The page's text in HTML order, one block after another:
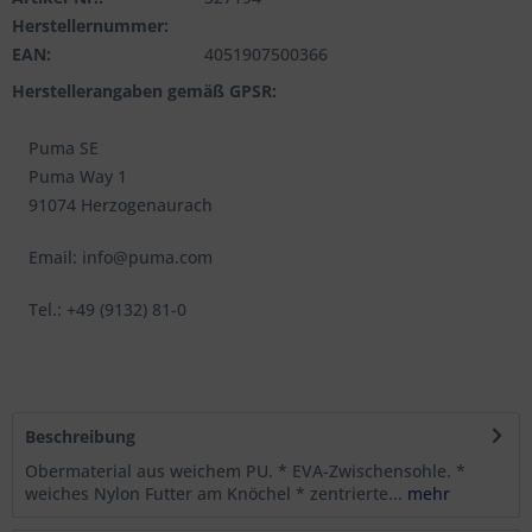
Herstellernummer:
EAN:
4051907500366
Herstellerangaben gemäß GPSR:
Puma SE
Puma Way 1
91074 Herzogenaurach
Email: info@puma.com
Tel.: +49 (9132) 81-0
Beschreibung
Obermaterial aus weichem PU. * EVA-Zwischensohle. *
weiches Nylon Futter am Knöchel * zentrierte... mehr